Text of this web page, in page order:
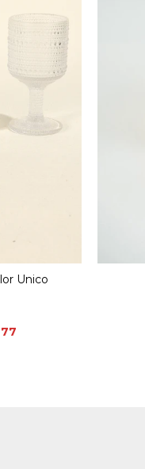
Unico
77